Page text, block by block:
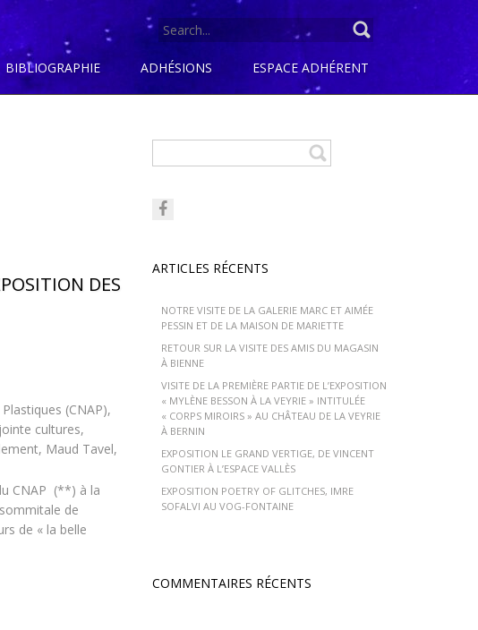
SEARCH
BIBLIOGRAPHIE ADHÉSIONS ESPACE ADHÉRENT
DES
(CNAP),
cultures,
Maud Tavel,
CNAP (**) à la
de
de « la belle
ARTICLES RÉCENTS
NOTRE VISITE DE LA GALERIE MARC ET AIMÉE
PESSIN ET DE LA MAISON DE MARIETTE
RETOUR SUR LA VISITE DES AMIS DU MAGASIN
À BIENNE
VISITE DE LA PREMIÈRE PARTIE DE L’EXPOSITION
« MYLÈNE BESSON À LA VEYRIE » INTITULÉE
« CORPS MIROIRS » AU CHÂTEAU DE LA VEYRIE
À BERNIN
EXPOSITION LE GRAND VERTIGE, DE VINCENT
GONTIER À L’ESPACE VALLÈS
EXPOSITION POETRY OF GLITCHES, IMRE
SOFALVI AU VOG-FONTAINE
COMMENTAIRES RÉCENTS